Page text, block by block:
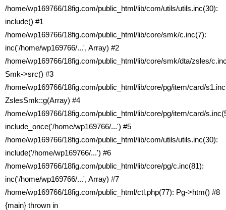
/home/wp169766/18fig.com/public_html/lib/com/utils/utils.inc(30):
include() #1
/home/wp169766/18fig.com/public_html/lib/core/smk/c.inc(7):
inc('/home/wp169766/...', Array) #2
/home/wp169766/18fig.com/public_html/lib/core/smk/dta/zsles/
Smk->src() #3
/home/wp169766/18fig.com/public_html/lib/core/pg/item/card/
ZslesSmk::g(Array) #4
/home/wp169766/18fig.com/public_html/lib/core/pg/item/card/
include_once('/home/wp169766/...') #5
/home/wp169766/18fig.com/public_html/lib/com/utils/utils.inc(30):
include('/home/wp169766/...') #6
/home/wp169766/18fig.com/public_html/lib/core/pg/c.inc(81):
inc('/home/wp169766/...', Array) #7
/home/wp169766/18fig.com/public_html/ctl.php(77): Pg->htm() #8
{main} thrown in